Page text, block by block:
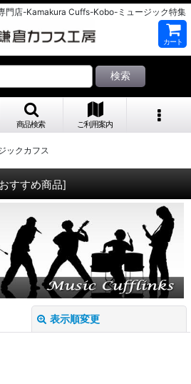
門店-Kamakura Cuffs-Kobo-ミュージック特集
カート
検索
商品検索 ご利用案内
ックカフス
おすすめ商品]
表示順変更